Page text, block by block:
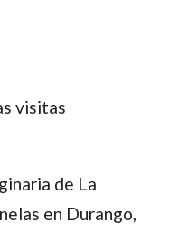
visitas
de La
en Durango,